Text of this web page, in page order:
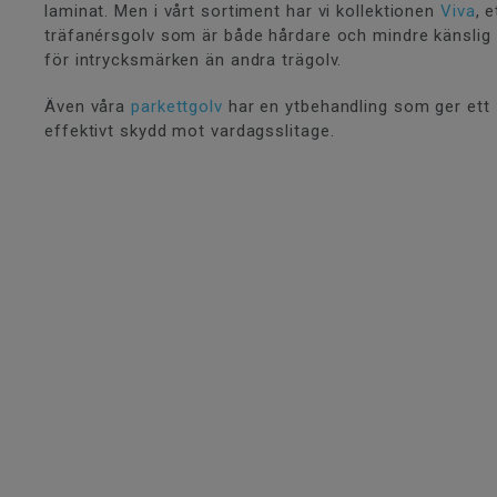
laminat. Men i vårt sortiment har vi kollektionen Viva,
träfanérsgolv som är både hårdare och mindre känslig
för intrycksmärken än andra trägolv.
Även våraparkettgolv har en ytbehandling som ger ett
effektivt skydd mot vardagsslitage.